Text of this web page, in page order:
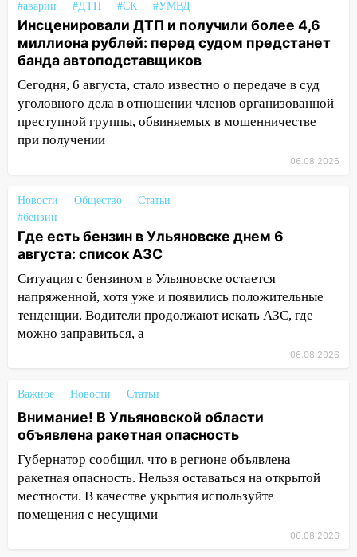
15:15 Проводил до квартиры и ограбил:
новый кавалер женщины оказался
рецидивистом
14:26 В Ульяновске ограничат движение
по улице Ефремова
14:23 67% ульяновцев готовы
14:01
Инсценировали ДТП и получили
более 4,6 миллиона рублей: перед
судом предстанет банда
автоподставщиков
13:36 В Инзе произошел крупный пожар
13:00 В суде защитили репутацию
мужчины, которого необоснованно
12:28
Миллион на «льготниках»: в
Ульяновской области перевозчик
провернул хитрую схему с чужими
проездными
12:10 Ульяновский алиментщик накопил
120 тысяч долга
11:49
Снят режим «Ракетная
опасность» на территории Ульяновской
#аварии #ДТП #СК #УМВД
Инсценировали ДТП и получили более 4,6
миллиона рублей: перед судом предстанет
банда автоподставщиков
Сегодня, 6 августа, стало известно о передаче в суд
уголовного дела в отношении членов организованной
преступной группы, обвиняемых в мошенничестве
при получении
06.08.2026
Новости Общество
Статьи
#бензин
Где есть бензин в Ульяновске днем 6
августа: список АЗС
Ситуация с бензином в Ульяновске остается
напряженной, хотя уже и появились положительные
тенденции. Водители продолжают искать АЗС, где
можно заправиться, а
06.08.2026
Важное Новости Статьи
Внимание! В Ульяновской области
объявлена ракетная опасность
Губернатор сообщил, что в регионе объявлена
ракетная опасность. Нельзя оставаться на открытой
местности. В качестве укрытия используйте
помещения с несущими
06.08.2026